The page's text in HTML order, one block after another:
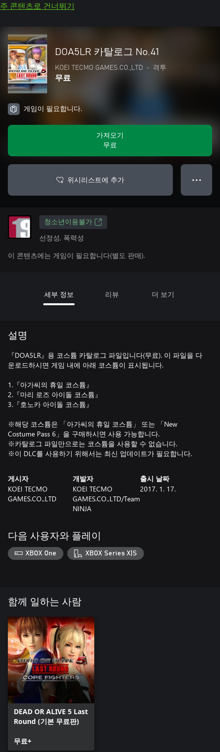
주 콘텐츠로 건너뛰기
DOA5LR 카탈로그 No.41
KOEI TECMO GAMES.CO.,LTD • 격투
무료
게임이 필요합니다.
가져오기
무료
위시리스트에 추가 ● ● ●
청소년이용불가
선정성, 폭력성
이 콘텐츠에는 게임이 필요합니다(별도 판매).
세부 정보 리뷰 더 보기
설명
『DOA5LR』용 코스튬 카탈로그 파일입니다(무료). 이 파일을 다
운로드하시면 게임 내에 아래 코스튬이 표시됩니다.
1.『아가씨의 휴일 코스튬』
2.『마리 로즈 아이돌 코스튬』
3.『호노카 아이돌 코스튬』
※해당 코스튬은 「아가씨의 휴일 코스튬」 또는 「New
Costume Pass 6」을 구매하시면 사용 가능합니다.
※카탈로그 파일만으로는 코스튬을 사용할 수 없습니다.
※이 DLC를 사용하기 위해서는 최신 업데이트가 필요합니다.
게시자
KOEI TECMO
GAMES.CO.,LTD
개발자
KOEI TECMO
GAMES.CO.,LTD/Team
NINJA
출시 날짜
2017. 1. 17.
다음 사용자와 플레이
XBOX One XBOX Series X|S
함께 일하는 사람
DEAD OR ALIVE 5 Last
Round (기본 무료판)
무료+